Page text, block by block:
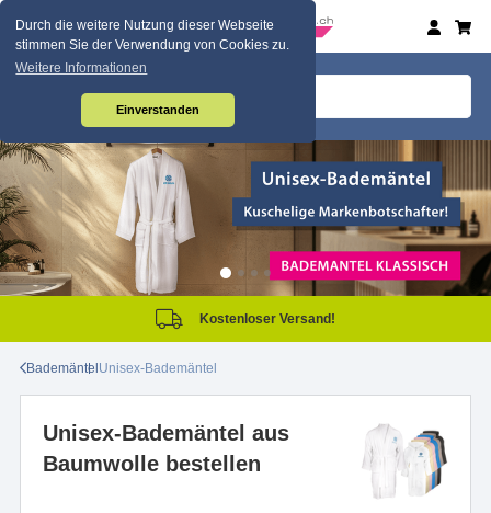
Durch die weitere Nutzung dieser Webseite
stimmen Sie der Verwendung von Cookies zu.
Weitere Informationen
Einverstanden
Kostenloser Versand!
BademäntelUnisex-Bademäntel
Unisex-Bademäntel aus
Baumwolle bestellen